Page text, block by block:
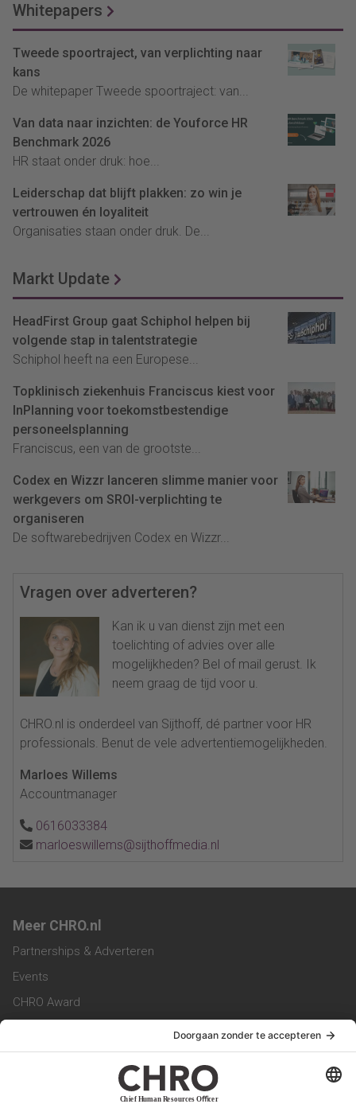
Whitepapers
Tweede spoortraject, van verplichting naar
kans
De whitepaper Tweede spoortraject: van...
Van data naar inzichten: de Youforce HR
Benchmark 2026
HR staat onder druk: hoe...
Leiderschap dat blijft plakken: zo win je
vertrouwen én loyaliteit
Organisaties staan onder druk. De...
Markt Update
HeadFirst Group gaat Schiphol helpen bij
volgende stap in talentstrategie
Schiphol heeft na een Europese...
Topklinisch ziekenhuis Franciscus kiest voor
InPlanning voor toekomstbestendige
personeelsplanning
Franciscus, een van de grootste...
Codex en Wizzr lanceren slimme manier voor
werkgevers om SROI-verplichting te
organiseren
De softwarebedrijven Codex en Wizzr...
Vragen over adverteren?
Kan ik u van dienst zijn met een
toelichting of advies over alle
mogelijkheden? Bel of mail gerust. Ik
neem graag de tijd voor u.
CHRO.nl is onderdeel van Sijthoff, dé partner voor HR
professionals. Benut de vele advertentiemogelijkheden.
Marloes Willems
Accountmanager
0616033384
marloeswillems@sijthoffmedia.nl
Meer CHRO.nl
Partnerships & Adverteren
Events
CHRO Award
CHRO Magazine
Service & Contact